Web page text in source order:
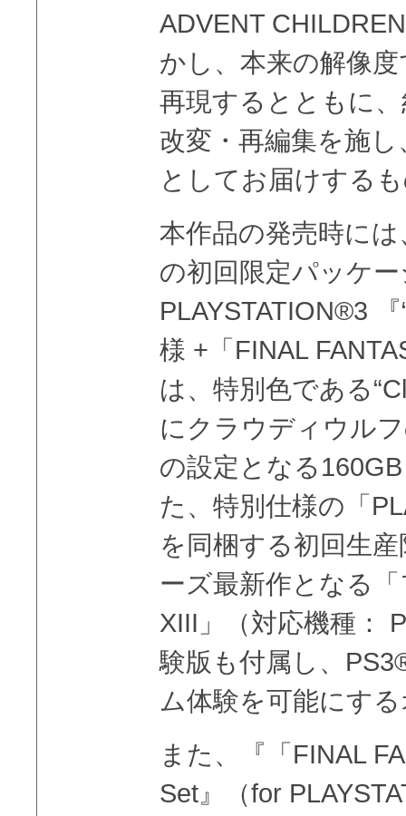
ADVENT
かし、本来の解像
再現するとともに
改変・再編集を施
としてお届けす
本作品の発売時に
の初回限定パッケ
PLAYSTATION®3
様 +「FINAL
は、特別色である
にクラウディウル
の設定となる
た、特別仕様の「
を同梱する初回生
ーズ最新作となる
XIII」（対応機種：
験版も付属し、
ム体験を可能にす
また、『「FINAL
Set』（for